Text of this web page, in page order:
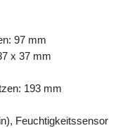
97 mm
x 37 mm
193 mm
Feuchtigkeitssensor